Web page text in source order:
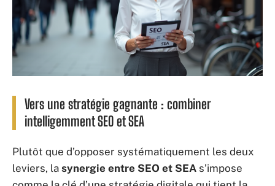
Vers une stratégie gagnante : combiner
intelligemment SEO et SEA
Plutôt que d’opposer systématiquement les deux
leviers, la synergie entre SEO et SEA s’impose